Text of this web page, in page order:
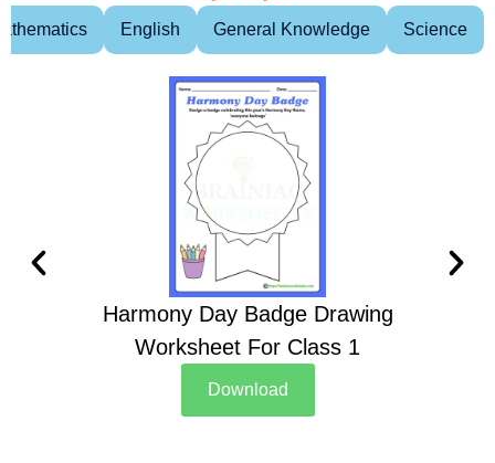
English General Knowledge Science
Harmony Day Badge Drawing
Worksheet For Class 1
Download